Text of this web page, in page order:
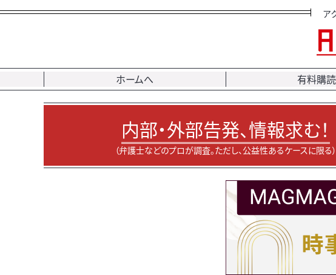
ア
ホームへ 有料購読
内部・外部告発、情報求む！
（弁護士などのプロが調査。ただし、公益性あるケースに限る）